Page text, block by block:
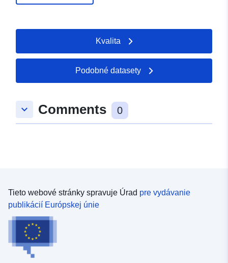
pokrytie:
49.8019 ], [ 8.20716,
49.8019 ], [ 8.20716,
49.7982 ], [ 8.19098,
49.7982 ], [ 8.19098,
uriRef:
http://data.europa.eu/88u/dataset/
Kvalita
Podobné datasety
keyboard_arrow_down Comments 0
Tieto webové stránky spravuje Úrad pre vydávanie
publikácií Európskej únie